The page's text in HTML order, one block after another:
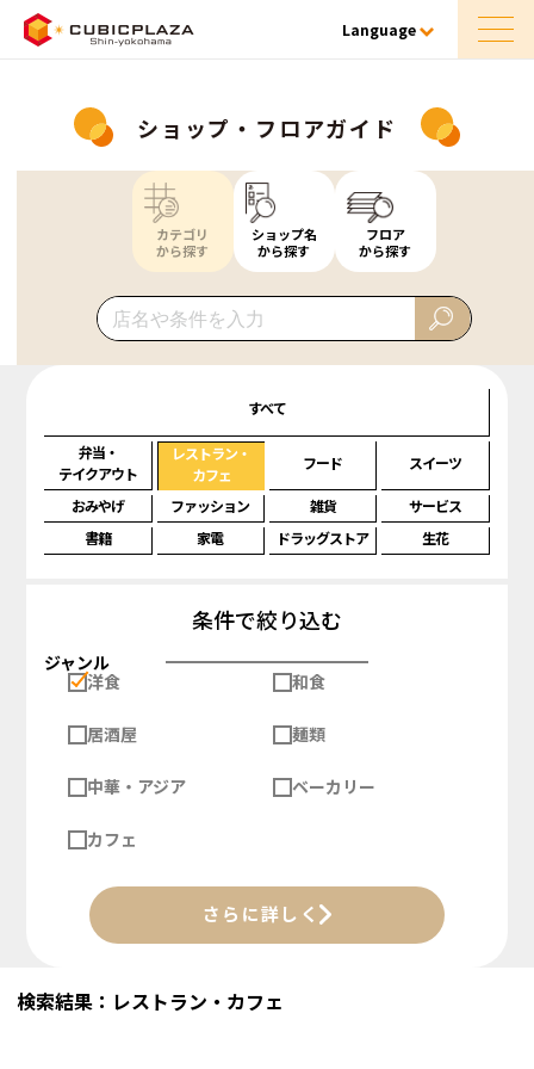
Language
ショップ・フロアガイド
カテゴリ
から探す
ショップ名
から探す
フロア
から探す
すべて
弁当・
テイクアウト
レストラン・
カフェ
フード スイーツ
おみやげ ファッション 雑貨
サービス
書籍
家電 ドラッグストア 生花
条件で絞り込む
ジャンル
洋食
和食
居酒屋 麺類
中華・アジア ベーカリー
カフェ
さらに詳しく
検索結果：レストラン・カフェ